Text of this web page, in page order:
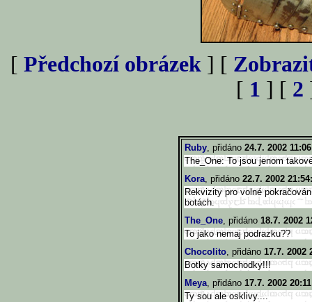
[ Předchozí obrázek ] [
[ 1 ] [ 2
Ruby, přidáno 24.7. 2002
The_One: To jsou jenom
Kora, přidáno 22.7. 2002
Rekvizity pro volné
botách.
The_One, přidáno 18.7. 2002
To jako nemaj podrazku??
Chocolito, přidáno 17.7. 2002
Botky samochodky!!!
Meya, přidáno 17.7. 2002
Ty sou ale osklivy....